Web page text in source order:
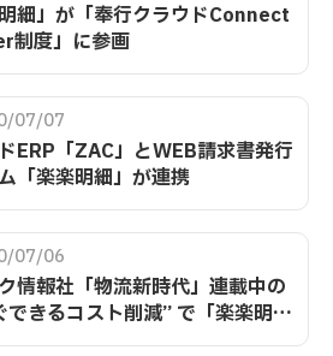
明細」が「奉行クラウドConnect
制度」に参画
07/07
ERP「ZAC」とWEB請求書発行
「楽楽明細」が連携
07/06
情報社「物流新時代」連載中の
できるコスト削減” で「楽楽明
介されました